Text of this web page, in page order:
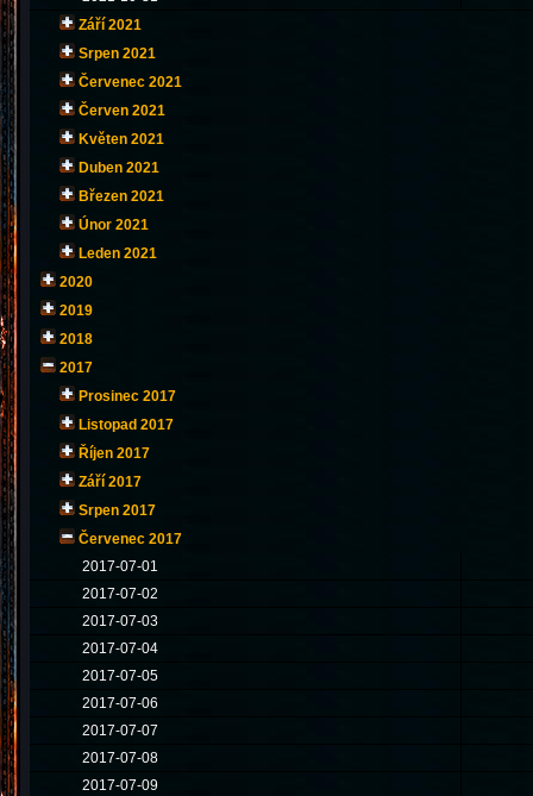
Září 2021
Srpen 2021
Červenec 2021
Červen 2021
Květen 2021
Duben 2021
Březen 2021
Únor 2021
Leden 2021
2020
2019
2018
2017
Prosinec 2017
Listopad 2017
Říjen 2017
Září 2017
Srpen 2017
Červenec 2017
2017-07-01
2017-07-02
2017-07-03
2017-07-04
2017-07-05
2017-07-06
2017-07-07
2017-07-08
2017-07-09